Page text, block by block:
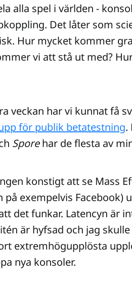
alla spel i världen -
Det låter som
Hur mycket kommer
vi att stå ut med?
veckan har vi kunnat få
för publik betatestning.
Sporehar de flesta av
konstigt att se Mass
på exempelvis
det funkar. Latencyn är
är hyfsad och jag
extremhögupplösta
nya konsoler.